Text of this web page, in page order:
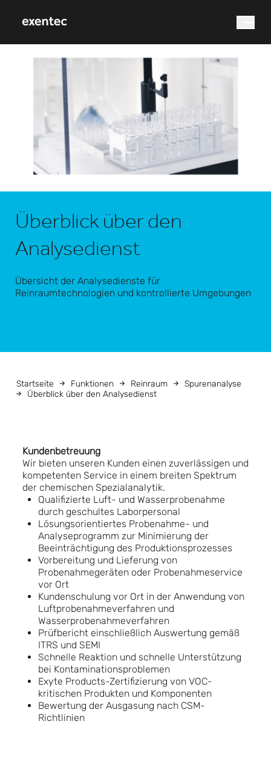
Wonach suchen Sie?
Suche
Überblick über den
Analysedienst
Übersicht der Analysedienste für
Reinraumtechnologien und kontrollierte Umgebungen
Startseite Funktionen Reinraum
Spurenanalyse
Überblick über den Analysedienst
Kundenbetreuung
Wir bieten unseren Kunden einen zuverlässigen und
kompetenten Service in einem breiten Spektrum
der chemischen Spezialanalytik.
Qualifizierte Luft- und Wasserprobenahme
durch geschultes Laborpersonal
Lösungsorientiertes Probenahme- und
Analyseprogramm zur Minimierung der
Beeinträchtigung des Produktionsprozesses
Vorbereitung und Lieferung von
Probenahmegeräten oder Probenahmeservice
vor Ort
Kundenschulung vor Ort in der Anwendung von
Luftprobenahmeverfahren und
Wasserprobenahmeverfahren
Prüfbericht einschließlich Auswertung gemäß
ITRS und SEMI
Schnelle Reaktion und schnelle Unterstützung
bei Kontaminationsproblemen
Exyte Products-Zertifizierung von VOC-
kritischen Produkten und Komponenten
Bewertung der Ausgasung nach CSM-
Richtlinien